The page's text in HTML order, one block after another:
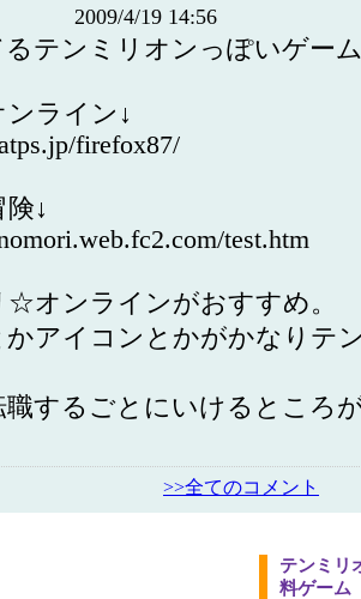
2009/4/19 14:56
るテンミリオンっぽいゲー
ライン↓
firefox87/
↓
test.htm
オンラインがおすすめ。
かアイコンとかがかなりテ
職するごとにいけるところ
>>全てのコメント
テンミリ
料ゲーム